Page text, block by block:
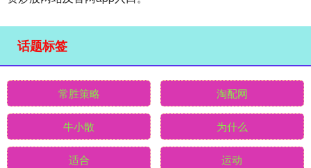
话题标签
常胜策略 淘配网
牛小散 为什么
适合 运动